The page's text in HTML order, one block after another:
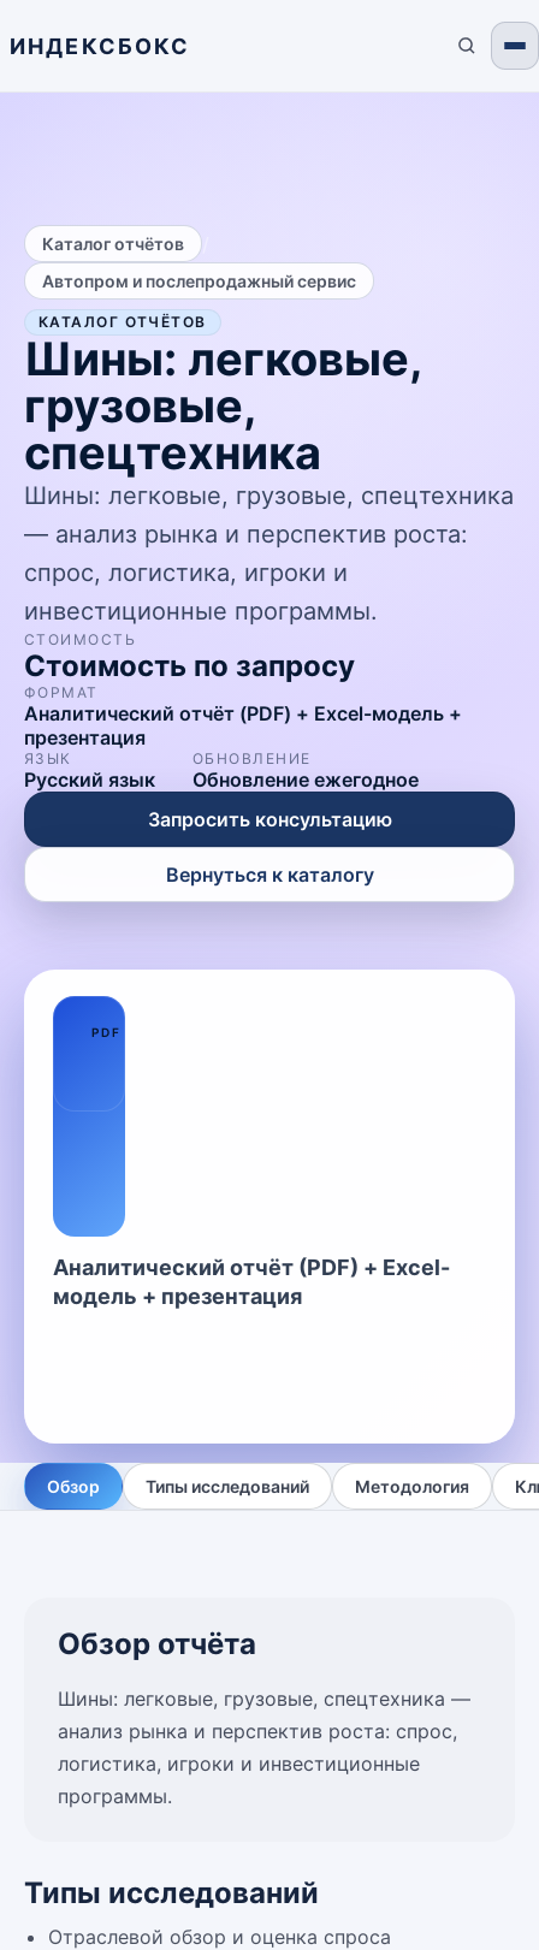
ИНДЕКСБОКС
Каталог отчётов
Автопром и послепродажный сервис
КАТАЛОГ ОТЧЁТОВ
Шины: легковые,
грузовые,
спецтехника
Шины: легковые, грузовые, спецтехника
— анализ рынка и перспектив роста:
спрос, логистика, игроки и
инвестиционные программы.
СТОИМОСТЬ
Стоимость по запросу
ФОРМАТ
Аналитический отчёт (PDF) + Excel-модель +
презентация
ЯЗЫК
Русский язык
ОБНОВЛЕНИЕ
Обновление ежегодное
Запросить консультацию
Вернуться к каталогу
PDF
Аналитический отчёт (PDF) + Excel-
модель + презентация
Обзор Типы исследований Методология
Обзор отчёта
Шины: легковые, грузовые, спецтехника —
анализ рынка и перспектив роста: спрос,
логистика, игроки и инвестиционные
программы.
Типы исследований
Отраслевой обзор и оценка спроса